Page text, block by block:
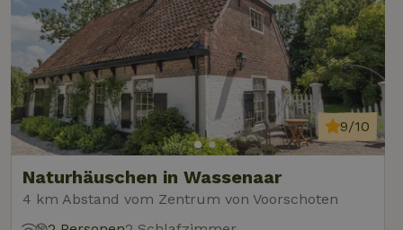
Naturhäuschen in Wassenaar
4 km Abstand vom Zentrum von Voorschoten
9/10